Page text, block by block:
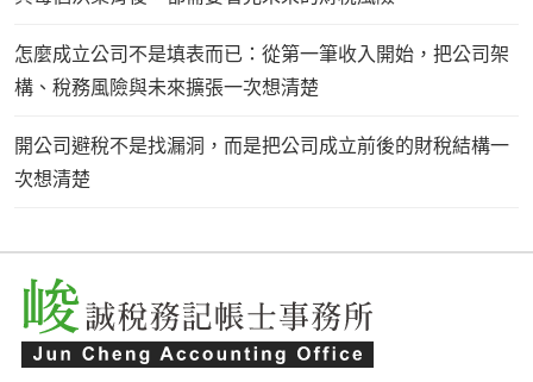
怎麼成立公司不是填表而已：從第一筆收入開始，把公司架
構、稅務風險與未來擴張一次想清楚
開公司避稅不是找漏洞，而是把公司成立前後的財稅結構一
次想清楚